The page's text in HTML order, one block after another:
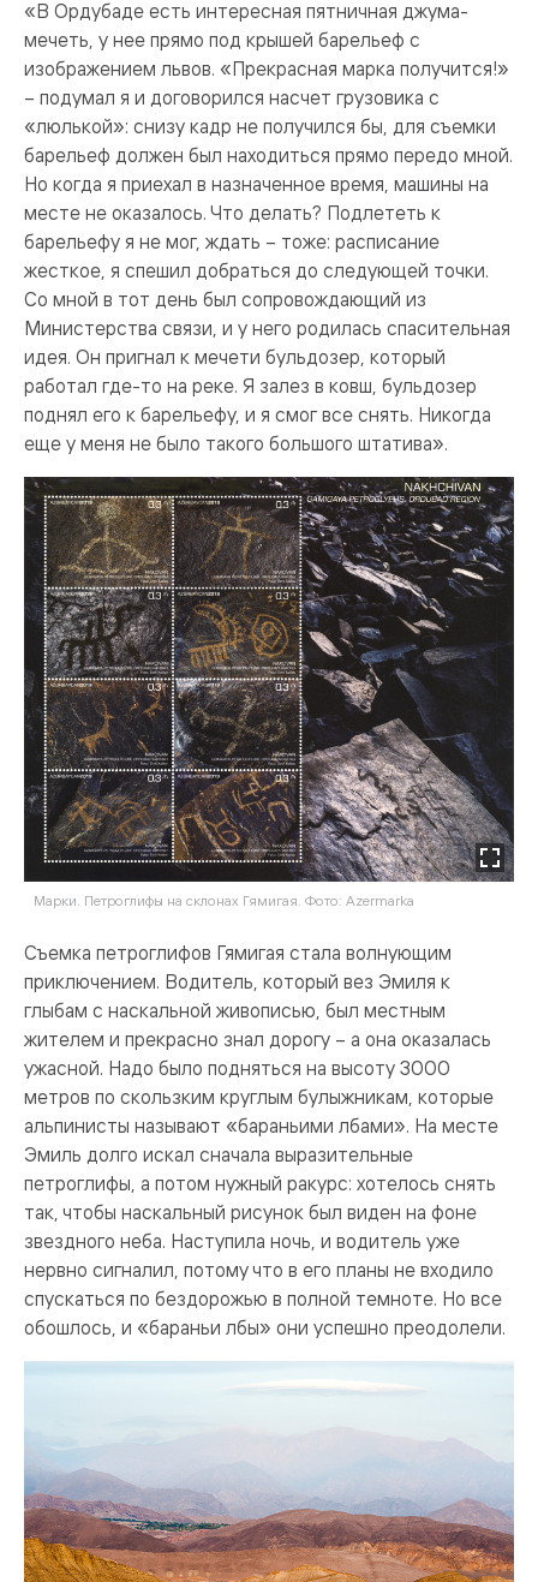
«В Ордубаде есть интересная пятничная джума-
мечеть, у нее прямо под крышей барельеф с
изображением львов. «Прекрасная марка получится!»
– подумал я и договорился насчет грузовика с
«люлькой»: снизу кадр не получился бы, для съемки
барельеф должен был находиться прямо передо мной.
Но когда я приехал в назначенное время, машины на
месте не оказалось. Что делать? Подлететь к
барельефу я не мог, ждать – тоже: расписание
жесткое, я спешил добраться до следующей точки.
Со мной в тот день был сопровождающий из
Министерства связи, и у него родилась спасительная
идея. Он пригнал к мечети бульдозер, который
работал где-то на реке. Я залез в ковш, бульдозер
поднял его к барельефу, и я смог все снять. Никогда
еще у меня не было такого большого штатива».
Марки. Петроглифы на склонах Гямигая. Фото: Azermarka
Съемка петроглифов Гямигая стала волнующим
приключением. Водитель, который вез Эмиля к
глыбам с наскальной живописью, был местным
жителем и прекрасно знал дорогу – а она оказалась
ужасной. Надо было подняться на высоту 3000
метров по скользким круглым булыжникам, которые
альпинисты называют «бараньими лбами». На месте
Эмиль долго искал сначала выразительные
петроглифы, а потом нужный ракурс: хотелось снять
так, чтобы наскальный рисунок был виден на фоне
звездного неба. Наступила ночь, и водитель уже
нервно сигналил, потому что в его планы не входило
спускаться по бездорожью в полной темноте. Но все
обошлось, и «бараньи лбы» они успешно преодолели.